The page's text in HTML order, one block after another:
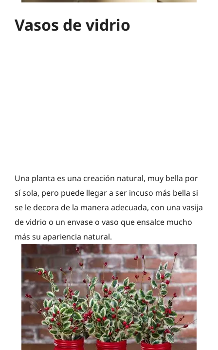
Vasos de vidrio
Una planta es una creación natural, muy bella por
sí sola, pero puede llegar a ser incuso más bella si
se le decora de la manera adecuada, con una vasija
de vidrio o un envase o vaso que ensalce mucho
más su apariencia natural.